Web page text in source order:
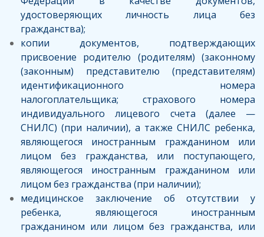
удостоверяющих личность лица без
гражданства);
копии документов, подтверждающих
присвоение родителю (родителям) (законному
(законным) представителю (представителям)
идентификационного номера
налогоплательщика; страхового номера
индивидуального лицевого счета (далее —
СНИЛС) (при наличии), а также СНИЛС ребенка,
являющегося иностранным гражданином или
лицом без гражданства, или поступающего,
являющегося иностранным гражданином или
лицом без гражданства (при наличии);
медицинское заключение об отсутствии у
ребенка, являющегося иностранным
гражданином или лицом без гражданства, или